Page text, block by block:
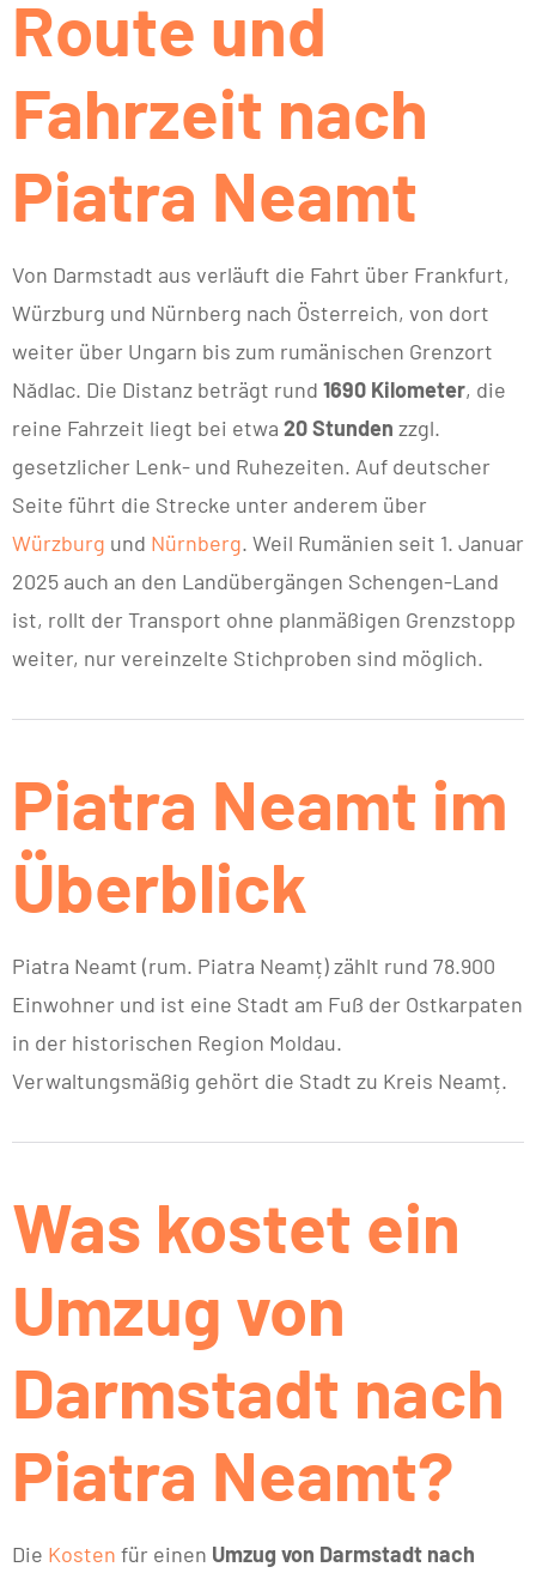
Route und
Fahrzeit nach
Piatra Neamt
Von Darmstadt aus verläuft die Fahrt über Frankfurt,
Würzburg und Nürnberg nach Österreich, von dort
weiter über Ungarn bis zum rumänischen Grenzort
Nădlac. Die Distanz beträgt rund 1690 Kilometer, die
reine Fahrzeit liegt bei etwa 20 Stunden zzgl.
gesetzlicher Lenk- und Ruhezeiten. Auf deutscher
Seite führt die Strecke unter anderem über
Würzburg und Nürnberg. Weil Rumänien seit 1. Januar
2025 auch an den Landübergängen Schengen-Land
ist, rollt der Transport ohne planmäßigen Grenzstopp
weiter, nur vereinzelte Stichproben sind möglich.
Piatra Neamt im
Überblick
Piatra Neamt (rum. Piatra Neamț) zählt rund 78.900
Einwohner und ist eine Stadt am Fuß der Ostkarpaten
in der historischen Region Moldau.
Verwaltungsmäßig gehört die Stadt zu Kreis Neamț.
Was kostet ein
Umzug von
Darmstadt nach
Piatra Neamt?
Die Kosten für einen Umzug von Darmstadt nach